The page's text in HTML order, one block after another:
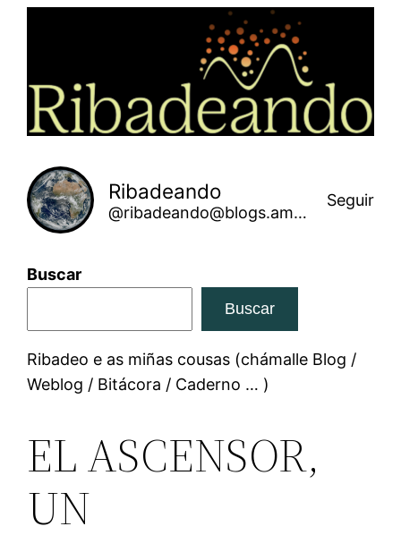
Ribadeando
@ribadeando@blogs.amarinha.gal
Seguir
Buscar
Buscar
Ribadeo e as miñas cousas (chámalle Blog /
Weblog / Bitácora / Caderno … )
EL ASCENSOR,
UN